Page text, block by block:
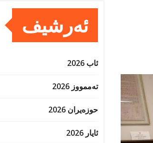
ئەرشیف
ئاب 2026
تەممووز 2026
حوزه‌یران 2026
ئایار 2026